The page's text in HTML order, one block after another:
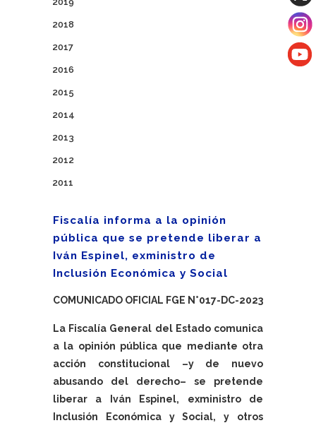
2018
2017
2016
2015
2014
2013
2012
2011
Fiscalía informa a la opinión
pública que se pretende liberar a
Iván Espinel, exministro de
Inclusión Económica y Social
COMUNICADO OFICIAL FGE N°017-DC-2023
La Fiscalía General del Estado comunica
a la opinión pública que mediante otra
acción constitucional –y de nuevo
abusando del derecho– se pretende
liberar a Iván Espinel, exministro de
Inclusión Económica y Social, y otros